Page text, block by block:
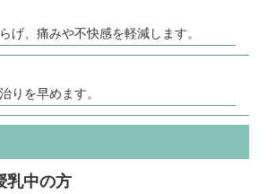
げ、痛みや不快感を軽減します。
りを早めます。
乳中の方